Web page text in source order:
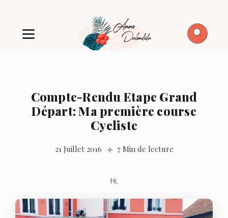
Compte-Rendu Etape Grand
Départ: Ma première course
Cycliste
21 Juillet 2016 7 Min de lecture
Hi,